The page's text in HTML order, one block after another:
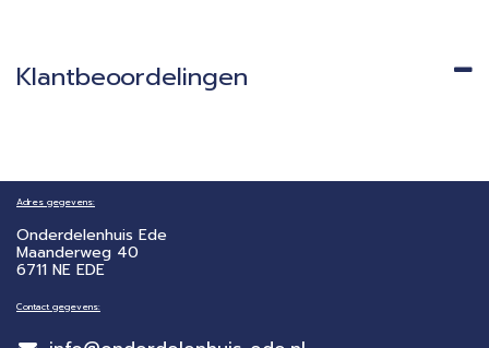
Klantbeoordelingen
Adres gegevens:
Onderdelenhuis Ede
Maanderweg 40
6711 NE EDE
Contact gegevens: